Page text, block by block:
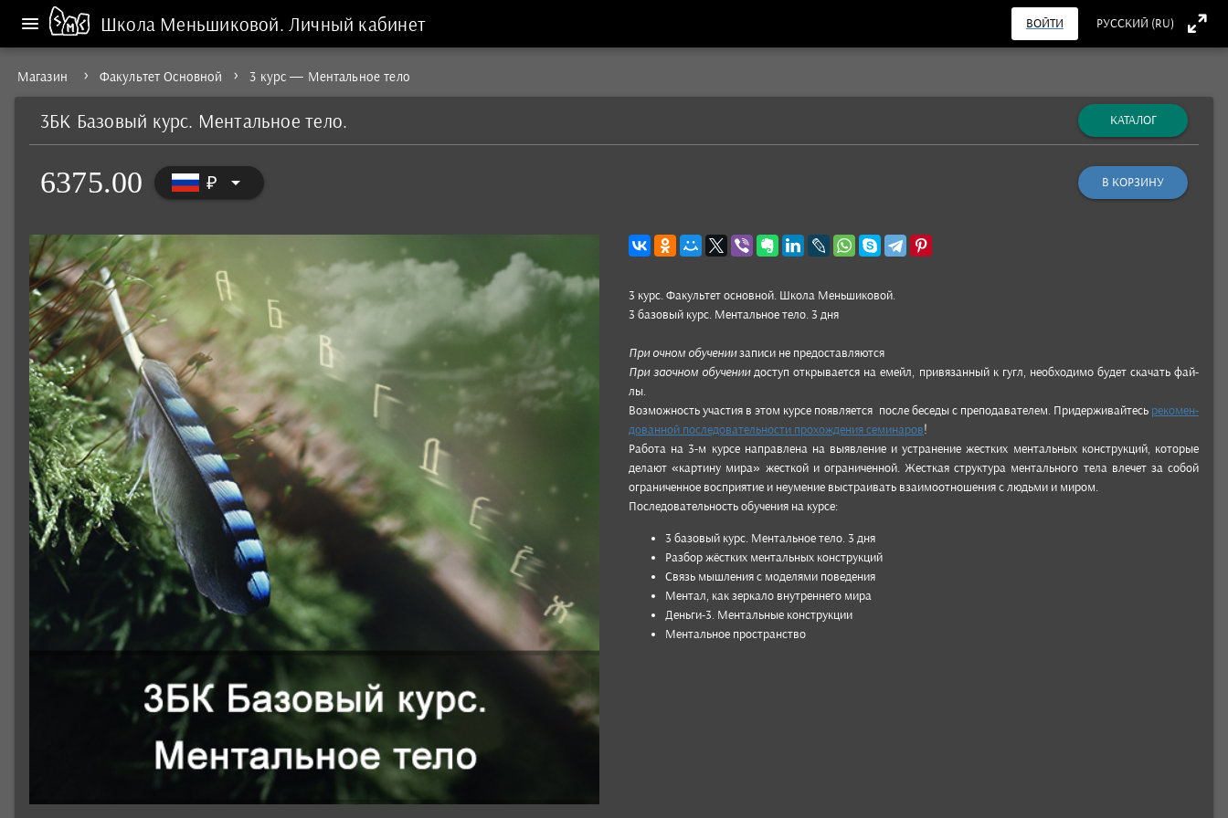
Школа Меньшиковой. Личный кабинет ВОЙТИ РУССКИЙ (RU)
Магазин Факультет Основной 3 курс — Ментальное тело
3БК Базовый курс. Ментальное тело. КАТАЛОГ
6375.00 ₽ arrow_drop_down В КОРЗИНУ
3 курс. Факуль­тет основ­ной. Школа Мень­шико­вой.
3 базо­вый курс. Менталь­ное тело. 3 дня
При очном обу­чениизаписи не пре­дос­тавля­ются
При заоч­ном обу­чениидос­туп открыва­ется на емейл, при­вязан­ный к гугл, необ­ходимо будет ска­чать фай­
лы.
Возмож­ность учас­тия в этом курсе появля­ется после беседы с пре­подава­телем. Придер­живай­тесь реко­мен­
дованной пос­ледо­ватель­ности про­хож­дения семи­наров!
Работа на 3-м курсе нап­рав­лена на выяв­ление и устра­нение жес­тких мен­таль­ных конс­трук­ций, кото­рые
делают «кар­тину мира» жес­ткой и огра­ничен­ной. Жесткая струк­тура мен­таль­ного тела вле­чет за собой
огра­ничен­ное вос­при­ятие и неуме­ние выс­тра­ивать вза­имоот­ноше­ния с людь­ми и миром.
После­дова­тель­ность обу­чения на курсе:
3 базо­вый курс. Менталь­ное тело. 3 дня
Разбор жёс­тких мен­таль­ных конс­трук­ций
Связь мыш­ления с моде­лями пове­дения
Ментал, как зер­кало внут­рен­него мира
День­ги-3. Менталь­ные конс­трук­ции
Менталь­ное прос­транс­тво